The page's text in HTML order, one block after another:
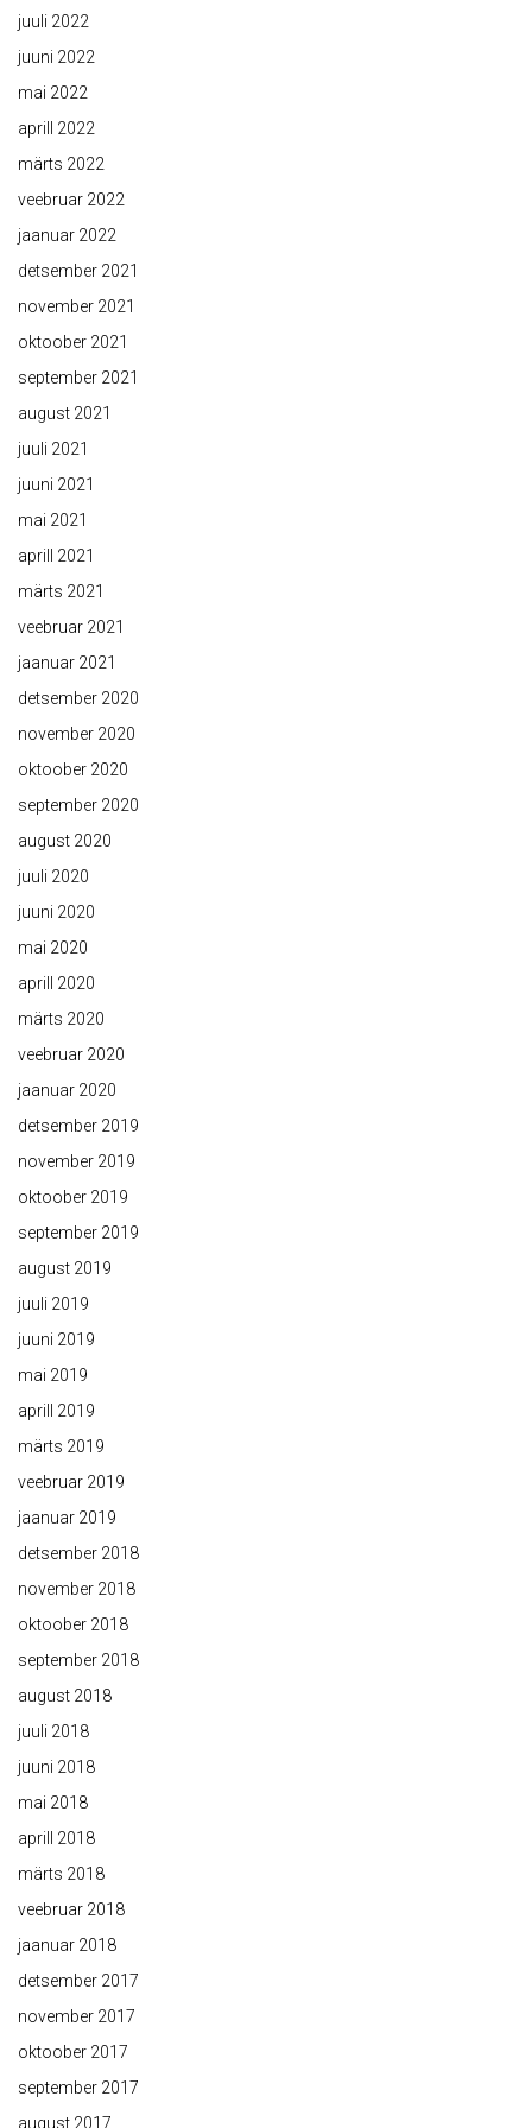
juuli 2022
juuni 2022
mai 2022
aprill 2022
märts 2022
veebruar 2022
jaanuar 2022
detsember 2021
november 2021
oktoober 2021
september 2021
august 2021
juuli 2021
juuni 2021
mai 2021
aprill 2021
märts 2021
veebruar 2021
jaanuar 2021
detsember 2020
november 2020
oktoober 2020
september 2020
august 2020
juuli 2020
juuni 2020
mai 2020
aprill 2020
märts 2020
veebruar 2020
jaanuar 2020
detsember 2019
november 2019
oktoober 2019
september 2019
august 2019
juuli 2019
juuni 2019
mai 2019
aprill 2019
märts 2019
veebruar 2019
jaanuar 2019
detsember 2018
november 2018
oktoober 2018
september 2018
august 2018
juuli 2018
juuni 2018
mai 2018
aprill 2018
märts 2018
veebruar 2018
jaanuar 2018
detsember 2017
november 2017
oktoober 2017
september 2017
august 2017